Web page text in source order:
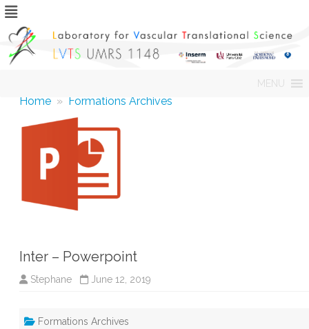
content
MENU
Home » Formations Archives
Inter – Powerpoint
Stephane June 12, 2019
Formations Archives